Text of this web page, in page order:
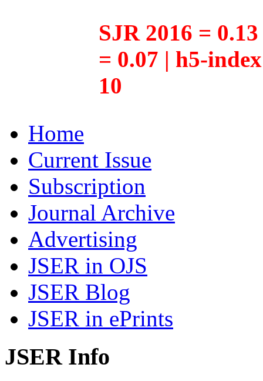
SJR 2016 =
= 0.07 | h5-
10
Home
Current Issue
Subscription
Journal Archive
Advertising
JSER in OJS
JSER Blog
JSER in ePrints
JSER Info